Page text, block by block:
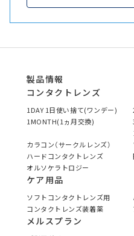
製品情報
コンタクトレンズ
1DAY 1日使い捨て(ワンデー)
1MONTH(1ヵ月交換)
カラコン（サークルレンズ）
ハードコンタクトレンズ
オルソケラトロジー
ケア用品
ソフトコンタクトレンズ用
コンタクトレンズ装着薬
メルスプラン